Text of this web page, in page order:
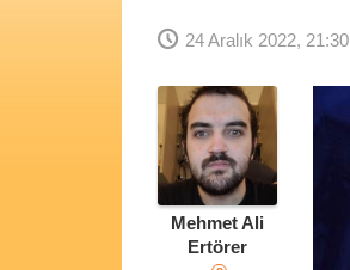
24 Aralık 2022, 21:30
Mehmet Ali
Ertörer